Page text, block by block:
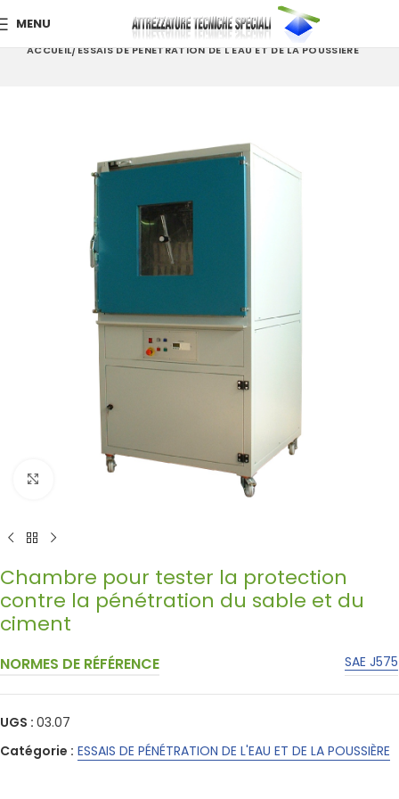
MENU
ACCUEIL ESSAIS DE PÉNÉTRATION DE L'EAU ET DE LA POUSSIÈRE
Chambre pour tester la protection
contre la pénétration du sable et du
ciment
NORMES DE RÉFÉRENCE SAE J575
UGS : 03.07
Catégorie : ESSAIS DE PÉNÉTRATION DE L'EAU ET DE LA POUSSIÈRE